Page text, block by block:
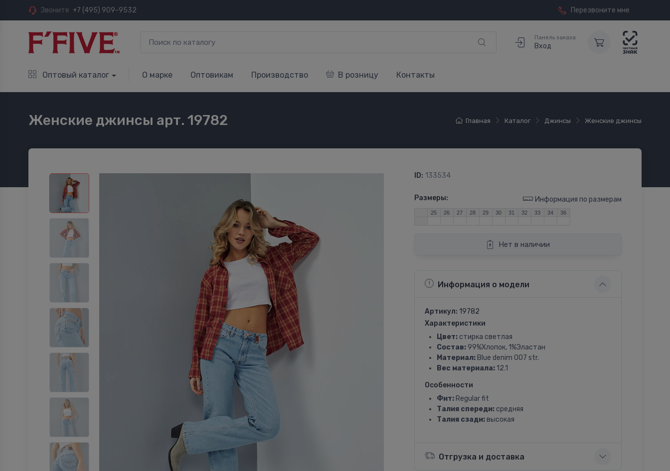
Звоните +7 (495) 909-9532 Перезвоните мне
Панель заказа
Вход
Оптовый каталог О марке Оптовикам Производство В розницу Контакты
Главная Каталог Джинсы Женские джинсы
Женские джинсы арт. 19782
ID: 133534
Размеры: Информация по размерам
25 26 27 28 29 30 31 32 33 34 36
Нет в наличии
Информация о модели
Артикул: 19782
Характеристики
Цвет:стирка светлая
Состав:99%Хлопок, 1%Эластан
Материал:Blue denim 007 str.
Вес материала:12.1
Особенности
Фит:Regular fit
Талия спереди:средняя
Талия сзади:высокая
Отгрузка и доставка